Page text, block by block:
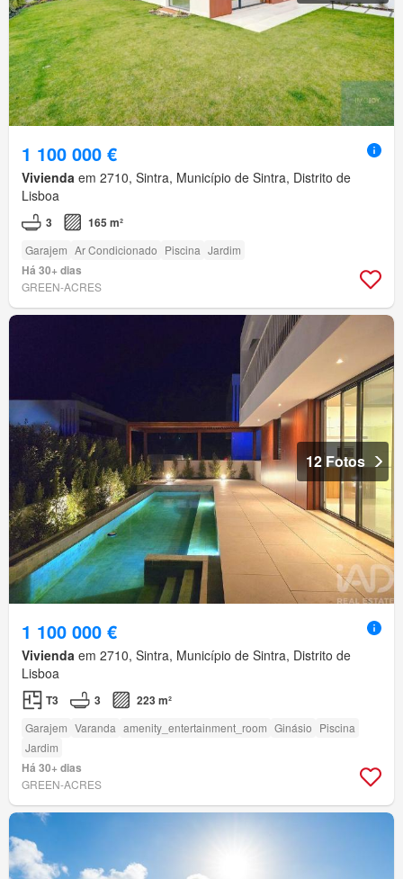
1 100 000 €
Vivienda em 2710, Sintra, Município de Sintra, Distrito de
Lisboa
3 165 m²
Garajem Ar Condicionado Piscina Jardim
Há 30+ dias
GREEN-ACRES
12 Fotos
1 100 000 €
Vivienda em 2710, Sintra, Município de Sintra, Distrito de
Lisboa
T3 3 223 m²
Garajem Varanda amenity_entertainment_room Ginásio Piscina
Jardim
Há 30+ dias
GREEN-ACRES